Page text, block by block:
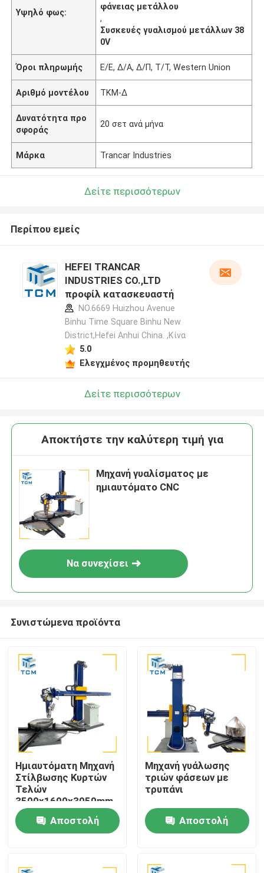
Σπίτι
Προϊόντα
Σχετικά με εμάς
Υψηλό φως:
φάνειας μετάλλου
,
Συσκευές γυαλισμού μετάλλων 38
0V
Όροι πληρωμής Ε/Ε, Δ/Α, Δ/Π, Τ/Τ, Western Union
Αριθμό μοντέλου ΤΚΜ-Δ
Δυνατότητα προ
σφοράς
20 σετ ανά μήνα
Μάρκα Trancar Industries
Δείτε περισσότερων
Περίπου εμείς
HEFEI TRANCAR
INDUSTRIES CO.,LTD
προφίλ κατασκευαστή
NO.6669 Huizhou Avenue
Binhu Time Square Binhu New
District,Hefei Anhui China. ,Κίνα
5.0
Ελεγχμένος προμηθευτής
Δείτε περισσότερων
Αποκτήστε την καλύτερη τιμή για
Μηχανή γυαλίσματος με
ημιαυτόματο CNC
Να συνεχίσει
Συνιστώμενα προϊόντα
Ημιαυτόματη Μηχανή
Στίλβωσης Κυρτών
Τελών
3500x1600x3050mm
2500 kg με Απόδοση
8-12m2 ανά Ώρα
Αποστολή
Μηχανή γυάλωσης
τριών φάσεων με
τρυπάνι
Αποστολή